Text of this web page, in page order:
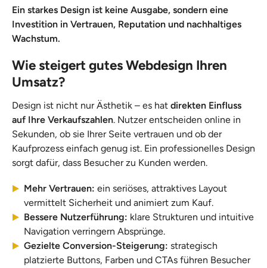
Ein starkes Design ist keine Ausgabe, sondern eine
Investition in Vertrauen, Reputation und nachhaltiges
Wachstum.
Wie steigert gutes Webdesign Ihren
Umsatz?
Design ist nicht nur Ästhetik – es hat direkten Einfluss
auf Ihre Verkaufszahlen. Nutzer entscheiden online in
Sekunden, ob sie Ihrer Seite vertrauen und ob der
Kaufprozess einfach genug ist. Ein professionelles Design
sorgt dafür, dass Besucher zu Kunden werden.
Mehr Vertrauen: ein seriöses, attraktives Layout
vermittelt Sicherheit und animiert zum Kauf.
Bessere Nutzerführung: klare Strukturen und intuitive
Navigation verringern Absprünge.
Gezielte Conversion-Steigerung: strategisch
platzierte Buttons, Farben und CTAs führen Besucher